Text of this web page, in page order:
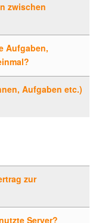
zwischen
Aufgaben,
Aufgaben etc.)
zur
Server?